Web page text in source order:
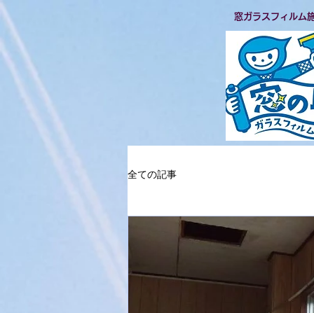
窓ガラスフィルム
全ての記事